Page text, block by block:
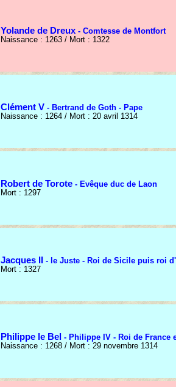
Yolande de Dreux - Comtesse de Montfort
Naissance : 1263 / Mort : 1322
Clément V - Bertrand de Goth - Pape
Naissance : 1264 / Mort : 20 avril 1314
Robert de Torote - Evêque duc de Laon
Mort : 1297
Jacques II - le Juste - Roi de Sicile puis roi
Mort : 1327
Philippe le Bel - Philippe IV - Roi de France
Naissance : 1268 / Mort : 29 novembre 1314